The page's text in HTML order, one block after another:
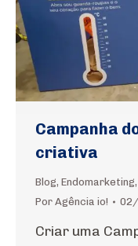
Campanha
criativa
Blog, Endomarketing,
Por Agência io!
Criar uma